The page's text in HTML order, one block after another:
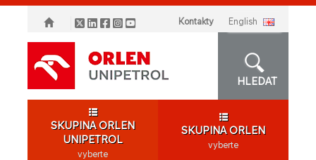
Kontakty english
HLEDAT
SKUPINA ORLEN
UNIPETROL
vyberte
SKUPINA ORLEN
vyberte